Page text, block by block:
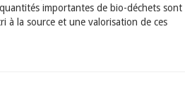
importantes de bio-déchets sont
à la source et une valorisation de ces